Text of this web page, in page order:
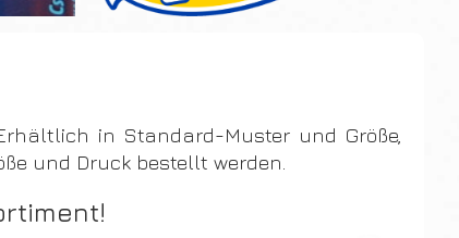
in Standard-Muster und Größe,
und Druck bestellt werden.